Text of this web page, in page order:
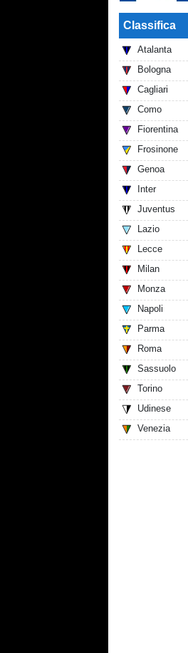
Classifica
Atalanta
Bologna
Cagliari
Como
Fiorentina
Frosinone
Genoa
Inter
Juventus
Lazio
Lecce
Milan
Monza
Napoli
Parma
Roma
Sassuolo
Torino
Udinese
Venezia